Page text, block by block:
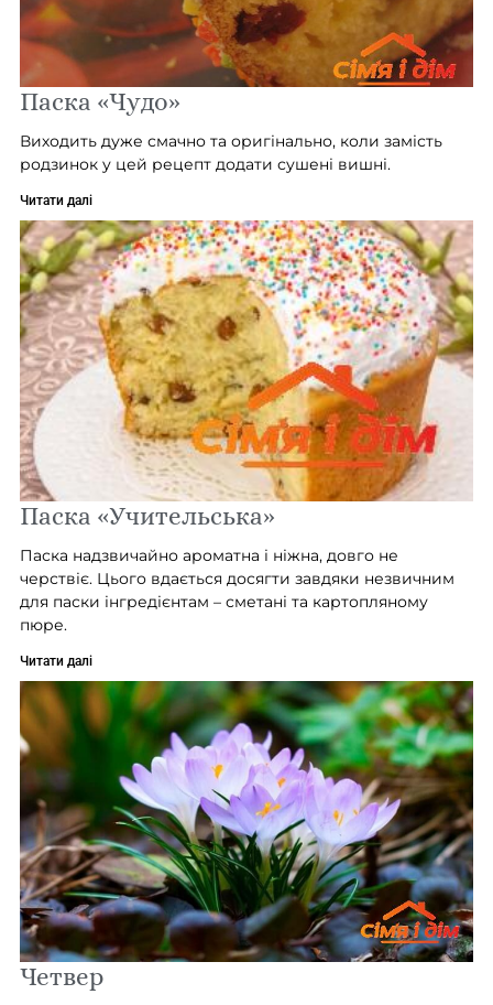
Паска «Чудо»
Виходить дуже смачно та оригінально, коли замість
родзинок у цей рецепт додати сушені вишні.
Читати далі
Паска «Учительська»
Паска надзвичайно ароматна і ніжна, довго не
черствіє. Цього вдається досягти завдяки незвичним
для паски інгредієнтам – сметані та картопляному
пюре.
Читати далі
Четвер